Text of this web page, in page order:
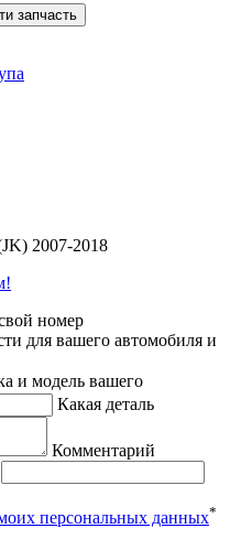
2007-2018
номер
для вашего автомобиля и
и модель вашего
Какая деталь
Комментарий
персональных данных*